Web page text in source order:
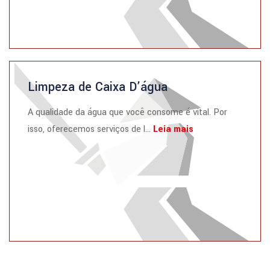
Limpeza de Caixa D’água
A qualidade da água que você consome é vital. Por
isso, oferecemos serviços de l... Leia mais